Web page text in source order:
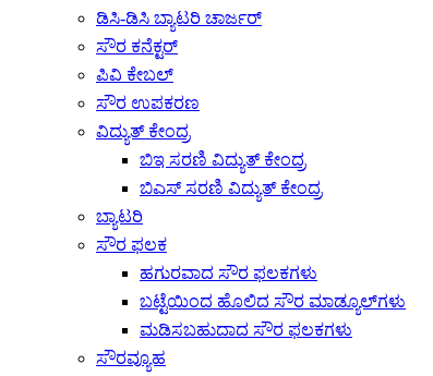
ಡಿಸಿ-ಡಿಸಿ ಬ್ಯಾಟರಿ ಚಾರ್ಜರ್
ಸೌರ ಕನೆಕ್ಟರ್
ಪಿವಿ ಕೇಬಲ್
ಸೌರ ಉಪಕರಣ
ವಿದ್ಯುತ್ ಕೇಂದ್ರ
ಬಿಇ ಸರಣಿ ವಿದ್ಯುತ್ ಕೇಂದ್ರ
ಬಿಎಸ್ ಸರಣಿ ವಿದ್ಯುತ್ ಕೇಂದ್ರ
ಬ್ಯಾಟರಿ
ಸೌರ ಫಲಕ
ಹಗುರವಾದ ಸೌರ ಫಲಕಗಳು
ಬಟ್ಟೆಯಿಂದ ಹೊಲಿದ ಸೌರ ಮಾಡ್ಯೂಲ್‌ಗಳು
ಮಡಿಸಬಹುದಾದ ಸೌರ ಫಲಕಗಳು
ಸೌರವ್ಯೂಹ